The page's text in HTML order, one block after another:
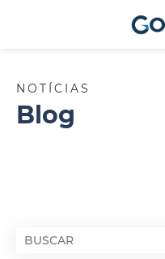
NOTÍCIAS
Blog